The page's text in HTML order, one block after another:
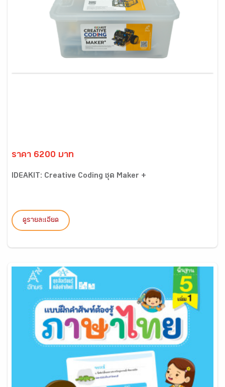
ราคา 6200 บาท
IDEAKIT: Creative Coding ชุด Maker +
ดูรายละเอียด